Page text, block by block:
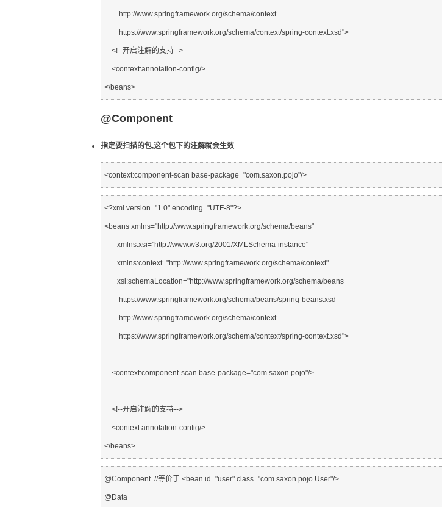
</beans>
@Component
指定要扫描的包,这个包下的注解就会生效
<context:component-scan base-package="com.saxon.pojo"/>
<?xml version="1.0" encoding="UTF-8"?>
<beans xmlns="http://www.springframework.org/schema/beans"
</beans>
@Component  //等价于 <bean id="user" class="com.saxon.pojo.User"/>
@Data